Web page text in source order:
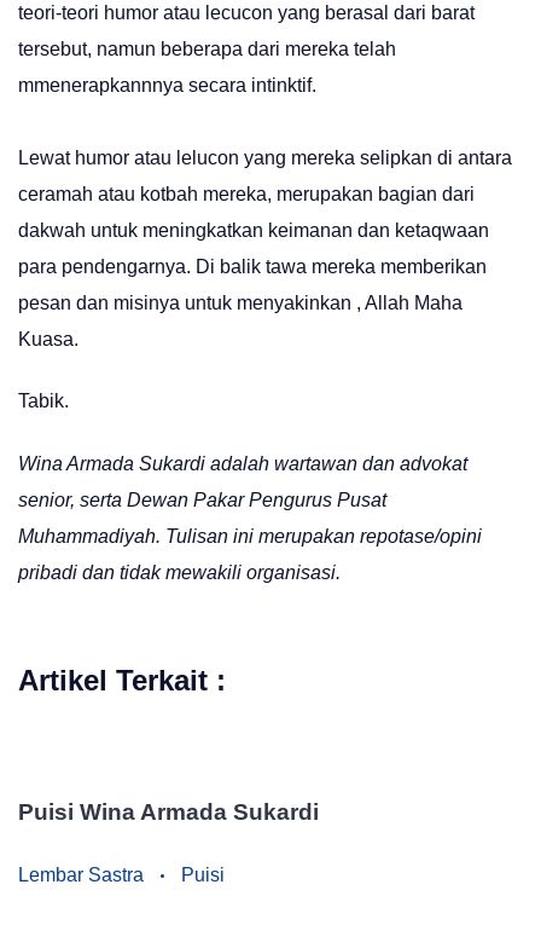
teori-teori humor atau lecucon yang berasal dari barat
tersebut, namun beberapa dari mereka telah
mmenerapkannnya secara intinktif.
Lewat humor atau lelucon yang mereka selipkan di antara
ceramah atau kotbah mereka, merupakan bagian dari
dakwah untuk meningkatkan keimanan dan ketaqwaan
para pendengarnya. Di balik tawa mereka memberikan
pesan dan misinya untuk menyakinkan , Allah Maha
Kuasa.
Tabik.
Wina Armada Sukardi adalah wartawan dan advokat
senior, serta Dewan Pakar Pengurus Pusat
Muhammadiyah. Tulisan ini merupakan repotase/opini
pribadi dan tidak mewakili organisasi.
Artikel Terkait :
Puisi Wina Armada Sukardi
Lembar Sastra Puisi